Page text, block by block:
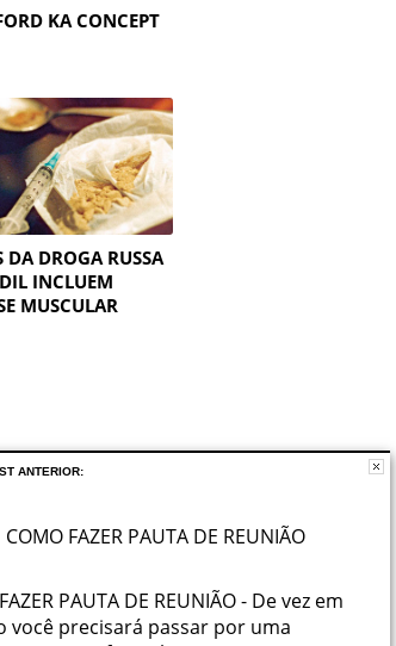
KA CONCEPT
DA DROGA RUSSA
INCLUEM
MUSCULAR
Início
Notícias
ANTERIOR:
COMO FAZER PAUTA DE REUNIÃO
PAUTA DE REUNIÃO - De vez em
você precisará passar por uma